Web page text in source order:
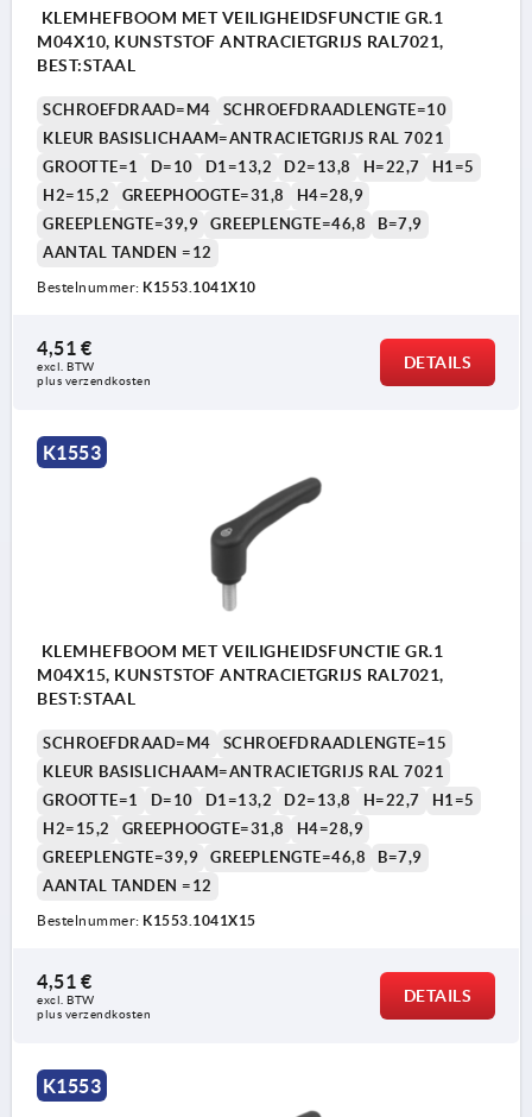
1) Conische afschuining DIN EN ISO 4753
KLEMHEFBOOM MET VEILIGHEIDSFUNCTIE GR.1
M04X10, KUNSTSTOF ANTRACIETGRIJS RAL7021,
BEST:STAAL
SCHROEFDRAAD=M4
SCHROEFDRAADLENGTE=10
KLEUR BASISLICHAAM=ANTRACIETGRIJS RAL 7021
GROOTTE=1
D=10 D1=13,2 D2=13,8 H=22,7
H1=5
H2=15,2
GREEPHOOGTE=31,8
H4=28,9
GREEPLENGTE=39,9
GREEPLENGTE=46,8
B=7,9
AANTAL TANDEN =12
Bestelnummer: K1553.1041X10
4,51 €
excl. BTW
plus verzendkosten
DETAILS
K1553
KLEMHEFBOOM MET VEILIGHEIDSFUNCTIE GR.1
M04X15, KUNSTSTOF ANTRACIETGRIJS RAL7021,
BEST:STAAL
SCHROEFDRAAD=M4
SCHROEFDRAADLENGTE=15
KLEUR BASISLICHAAM=ANTRACIETGRIJS RAL 7021
GROOTTE=1
D=10 D1=13,2 D2=13,8 H=22,7
H1=5
H2=15,2
GREEPHOOGTE=31,8
H4=28,9
GREEPLENGTE=39,9
GREEPLENGTE=46,8
B=7,9
AANTAL TANDEN =12
Bestelnummer: K1553.1041X15
4,51 €
excl. BTW
plus verzendkosten
DETAILS
K1553